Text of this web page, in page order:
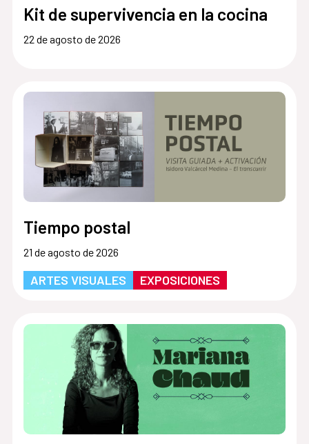
Kit de supervivencia en la cocina
22 de agosto de 2026
Tiempo postal
21 de agosto de 2026
ARTES VISUALES EXPOSICIONES